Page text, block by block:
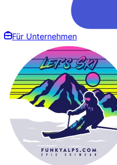
Für Unternehmen